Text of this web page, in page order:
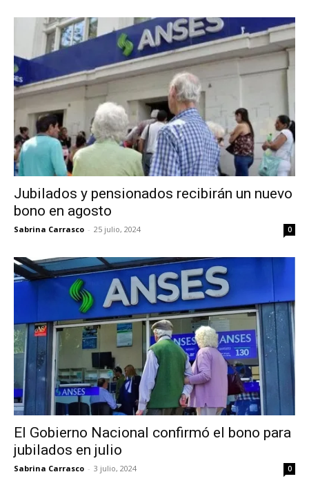
Jubilados y pensionados recibirán un nuevo
bono en agosto
Sabrina Carrasco - 25 julio, 2024 0
El Gobierno Nacional confirmó el bono para
jubilados en julio
Sabrina Carrasco - 3 julio, 2024 0